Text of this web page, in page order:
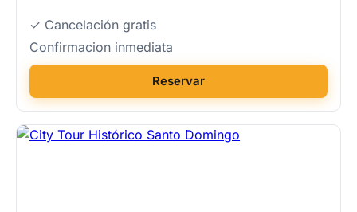
✓ Cancelación gratis
Confirmacion inmediata
Reservar